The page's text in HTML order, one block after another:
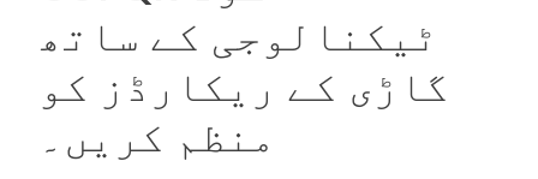
ٹیکنالوجی کے ساتھ
گاڑی کے ریکارڈز کو
منظم کریں۔